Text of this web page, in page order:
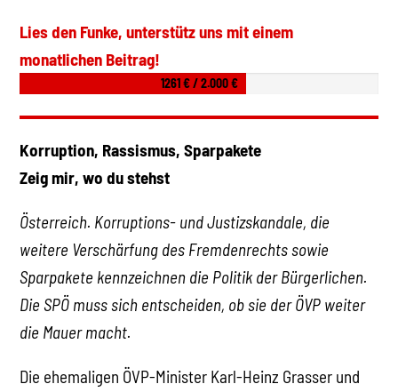
Lies den Funke, unterstütz uns mit einem
monatlichen Beitrag!
1261 € / 2.000 €
Korruption, Rassismus, Sparpakete
Zeig mir, wo du stehst
Österreich. Korruptions- und Justizskandale, die
weitere Verschärfung des Fremdenrechts sowie
Sparpakete kennzeichnen die Politik der Bürgerlichen.
Die SPÖ muss sich entscheiden, ob sie der ÖVP weiter
die Mauer macht.
Die ehemaligen ÖVP-Minister Karl-Heinz Grasser und